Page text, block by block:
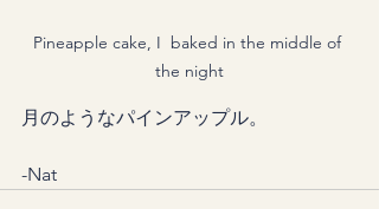
Pineapple cake, I  baked in the middle of
the night
月のようなパインアップル。
-Nat